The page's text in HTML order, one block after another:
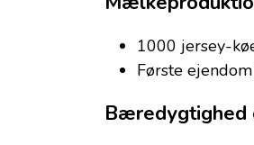
1000 jersey-
Første
Bæredygtighed